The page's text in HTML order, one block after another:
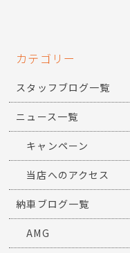
カテゴリー
スタッフブログ一覧
ニュース一覧
キャンペーン
当店へのアクセス
納車ブログ一覧
AMG